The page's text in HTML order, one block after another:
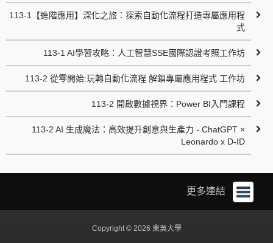
113-1【進階應用】深化之旅：探索自動化流程打造專屬應用程
式
113-1 AI學習攻略：人工智慧SSE國際認證考照工作坊
113-2 從零開始:玩轉自動化流程 解鎖專屬應用程式 工作坊
113-2 開啟數據視界：Power BI入門課程
113-2 AI 生成魔法：高效提升創意與生產力 - ChatGPT ×
Leonardo x D-ID
更多連結
Copyright © 2026 東吳大學